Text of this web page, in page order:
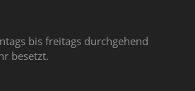
bis freitags durchgehend
besetzt.